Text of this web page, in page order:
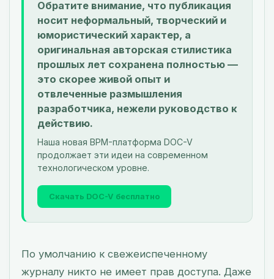
Обратите внимание, что публикация
носит неформальный, творческий и
юмористический характер, а
оригинальная авторская стилистика
прошлых лет сохранена полностью —
это скорее живой опыт и
отвлеченные размышления
разработчика, нежели руководство к
действию.
Наша новая BPM-платформа DOC-V
продолжает эти идеи на современном
технологическом уровне.
Скачать DOC-V бесплатно
По умолчанию к свежеиспеченному
журналу никто не имеет прав доступа. Даже